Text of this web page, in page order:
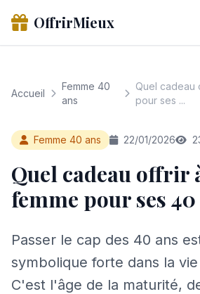
OffrirMieux
Accueil
Femme 40
ans
Quel cadeau
pour ses ...
Femme 40 ans 22/01/2026
Quel cadeau offrir
femme pour ses
Passer le cap des 40 ans
symbolique forte dans la
C'est l'âge de la maturité,